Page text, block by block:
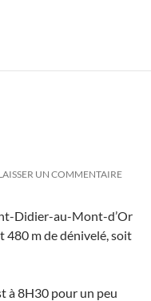
UN COMMENTAIRE
Didier-au-Mont-d’Or
480 m de dénivelé, soit
à 8H30 pour un peu